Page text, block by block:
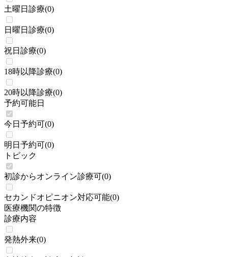
土曜日診療(0)
日曜日診療(0)
祝日診療(0)
18時以降診療(0)
20時以降診療(0)
予約可能日
今日予約可(0)
明日予約可(0)
トピック
初診からオンライン診療可(0)
セカンドオピニオン対応可能(0)
医療機関の特徴
診療内容
発熱外来(0)